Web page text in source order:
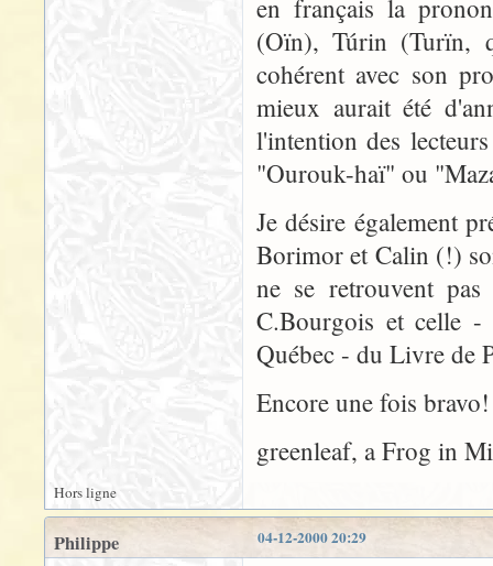
en français la
(Oïn), Túrin (Turïn,
cohérent avec son
mieux aurait été
l'intention des
"Ourouk-haï" ou
Je désire également
Borimor et Calin (!)
ne se retrouvent
C.Bourgois et celle
Québec - du Livre de
Encore une fois
greenleaf, a Frog in
Hors ligne
04-12-2000 20:29
Philippe